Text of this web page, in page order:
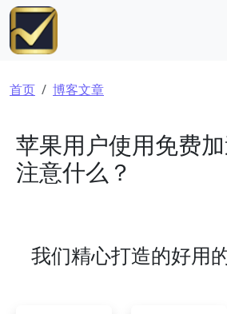
跳转到主要内容
面包屑
首页 博客文章
苹果用户使用免费
注意什么？
我们精心打造的好用